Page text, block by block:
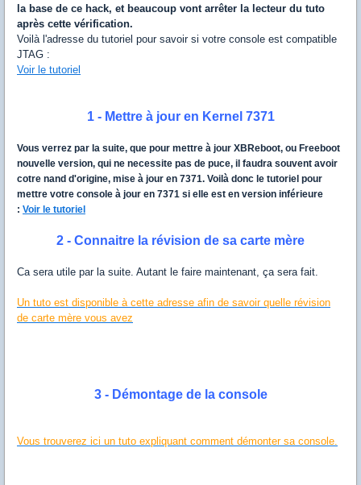
la base de ce hack, et beaucoup vont arrêter la lecteur du tuto
après cette vérification.
Voilà l'adresse du tutoriel pour savoir si votre console est compatible
JTAG :
Voir le tutoriel
1 - Mettre à jour en Kernel 7371
Vous verrez par la suite, que pour mettre à jour XBReboot, ou Freeboot
nouvelle version, qui ne necessite pas de puce, il faudra souvent avoir
cotre nand d'origine, mise à jour en 7371. Voilà donc le tutoriel pour
mettre votre console à jour en 7371 si elle est en version inférieure
: Voir le tutoriel
2 - Connaitre la révision de sa carte mère
Ca sera utile par la suite. Autant le faire maintenant, ça sera fait.
Un tuto est disponible à cette adresse afin de savoir quelle révision
de carte mère vous avez
3 - Démontage de la console
Vous trouverez ici un tuto expliquant comment démonter sa console.